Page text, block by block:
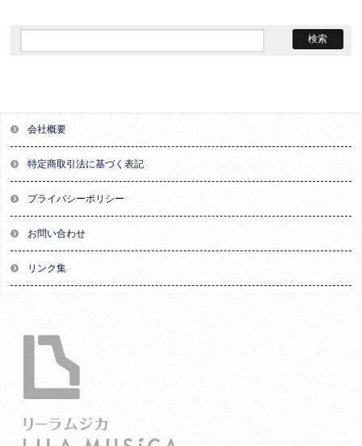
会社概要
特定商取引法に基づく表記
プライバシーポリシー
お問い合わせ
リンク集